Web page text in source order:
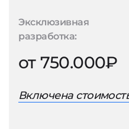
Эксклюзивная
разработка:
от 750.000₽
Включена